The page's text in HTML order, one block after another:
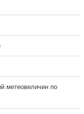
метеовеличин по